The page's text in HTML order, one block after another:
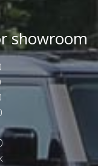
showroom